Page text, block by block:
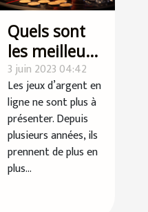
Quels sont
les meilleurs
sites de
casinos en
ligne de
France ?
3 juin 2023 04:42
Les jeux d’argent en
ligne ne sont plus à
présenter. Depuis
plusieurs années, ils
prennent de plus en
plus...